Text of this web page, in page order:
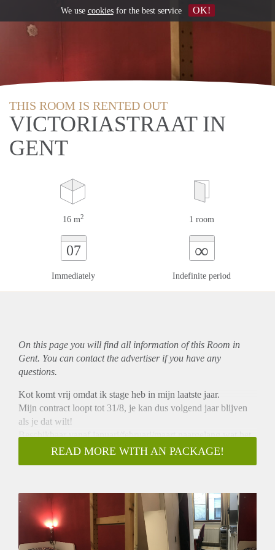
THIS ROOM IS RENTED OUT
VICTORIASTRAAT IN
GENT
16 m2 1 room
07
Immediately
∞
Indefinite period
On this page you will find all information of this Room in
Gent. You can contact the advertiser if you have any
questions.
Kot komt vrij omdat ik stage heb in mijn laatste jaar.
Mijn contract loopt tot 31/8, je kan dus volgend jaar blijven
als je dat wilt!
Beschikbaar vanaf januari/februari/maart naargelang wat het
beste past voor jou.
Prijs: €349 ALL-IN (is incl. EGW en internet.)
kot).
Er is een fietsenstalling in het gebouw.
- rustige ligging
- Campus Ledeganck is 20m naast de deur.
READ MORE WITH AN PACKAGE!
We use cookiesfor the best service OK!